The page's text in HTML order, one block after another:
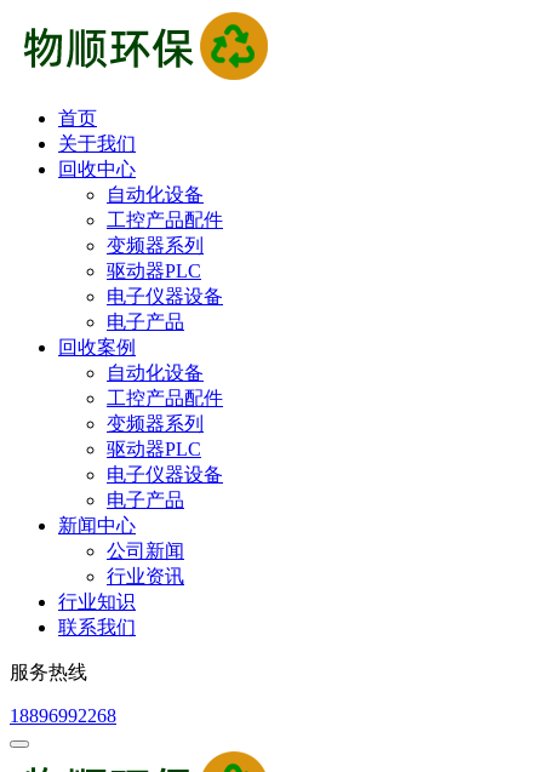
首页
关于我们
回收中心
自动化设备
工控产品配件
变频器系列
驱动器PLC
电子仪器设备
电子产品
回收案例
自动化设备
工控产品配件
变频器系列
驱动器PLC
电子仪器设备
电子产品
新闻中心
公司新闻
行业资讯
行业知识
联系我们
服务热线
18896992268